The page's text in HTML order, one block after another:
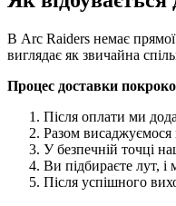
В Arc Raiders немає
виглядає як звичайна
Процес доставки
Після оплати ми
Разом висаджуємося
У безпечній точці
Ви підбираєте лут,
Після успішного